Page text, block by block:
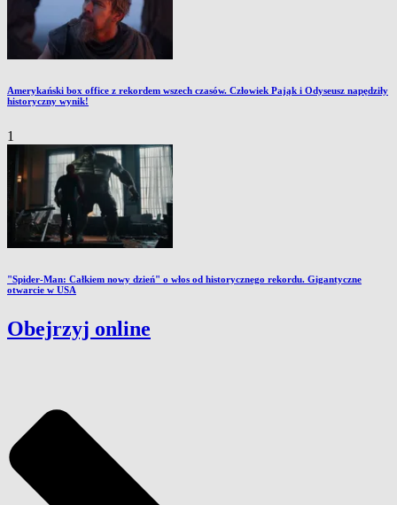
Amerykański box office z rekordem wszech czasów. Człowiek Pająk i Odyseusz napędziły
historyczny wynik!
1
"Spider-Man: Całkiem nowy dzień" o włos od historycznego rekordu. Gigantyczne
otwarcie w USA
Obejrzyj online